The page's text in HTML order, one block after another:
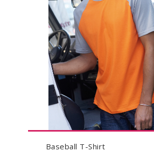
Baseball T-Shirt